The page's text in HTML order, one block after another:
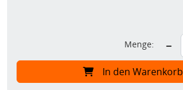
Menge: −
In den Warenkorb